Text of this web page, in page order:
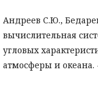
Андреев С.Ю.,
вычислительная
угловых
атмосферы и океана.